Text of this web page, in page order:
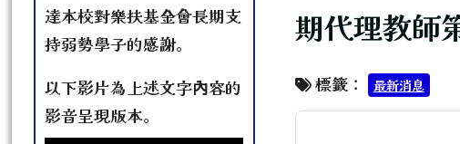
達本校對樂扶基金會長期支
持弱勢學子的感謝。
以下影片為上述文字內容的
影音呈現版本。
期代理教師
標籤： 最新消息